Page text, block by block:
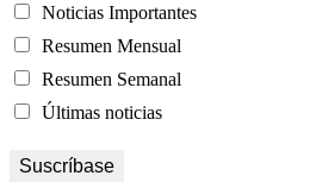
Noticias Importantes
Resumen Mensual
Resumen Semanal
Últimas noticias